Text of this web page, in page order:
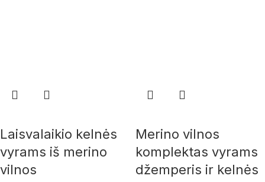
Laisvalaikio kelnės
vyrams iš merino
vilnos
Merino vilnos
komplektas vyrams
džemperis ir kelnės